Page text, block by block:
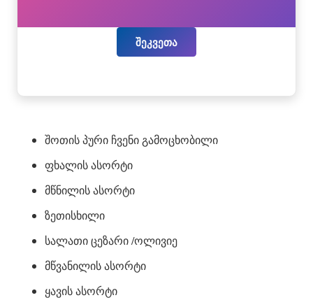
შეკვეთა
შოთის პური ჩვენი გამოცხობილი
ფხალის ასორტი
მწნილის ასორტი
ზეთისხილი
სალათი ცეზარი /ოლივიე
მწვანილის ასორტი
ყავის ასორტი